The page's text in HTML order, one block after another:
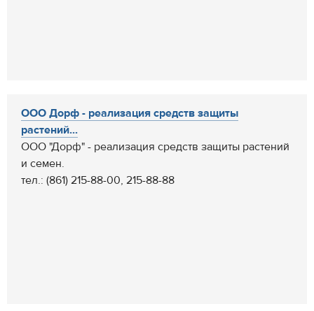
ООО Дорф - реализация средств защиты
растений...
ООО "Дорф" - реализация средств защиты растений
и семен.
тел.: (861) 215-88-00, 215-88-88